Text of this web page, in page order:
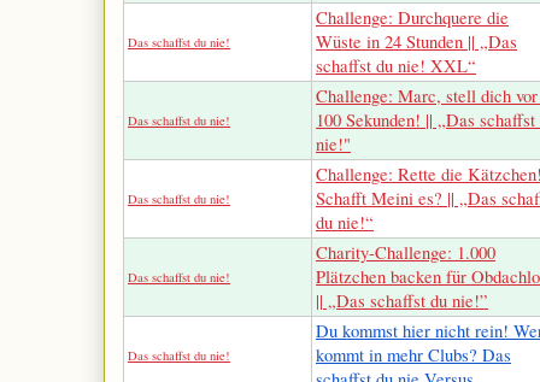
Das schaffst du nie!
Challenge: Durchquere die
Wüste in 24 Stunden || „Das
schaffst du nie! XXL“
Das schaffst du nie!
Challenge: Marc, stell dich
100 Sekunden! || „Das schaffst
nie!"
Das schaffst du nie!
Challenge: Rette die
Schafft Meini es? || „Das
du nie!“
Das schaffst du nie!
Charity-Challenge: 1.000
Plätzchen backen für
|| „Das schaffst du nie!”
Das schaffst du nie!
Du kommst hier nicht rein!
kommt in mehr Clubs? Das